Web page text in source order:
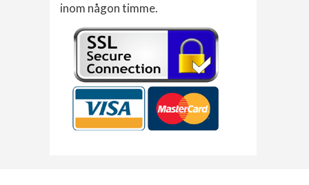
inom någon timme.